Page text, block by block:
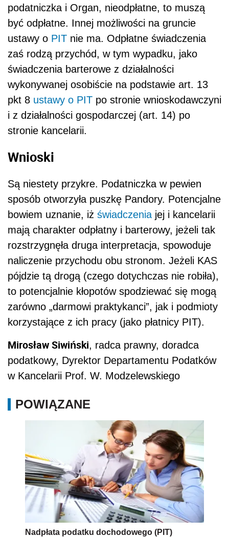
podatniczka i Organ, nieodpłatne, to muszą
być odpłatne. Innej możliwości na gruncie
ustawy o PIT nie ma. Odpłatne świadczenia
zaś rodzą przychód, w tym wypadku, jako
świadczenia barterowe z działalności
wykonywanej osobiście na podstawie art. 13
pkt 8 ustawy o PIT po stronie wnioskodawczyni
i z działalności gospodarczej (art. 14) po
stronie kancelarii.
Wnioski
Są niestety przykre. Podatniczka w pewien
sposób otworzyła puszkę Pandory. Potencjalne
bowiem uznanie, iż świadczenia jej i kancelarii
mają charakter odpłatny i barterowy, jeżeli tak
rozstrzygnęła druga interpretacja, spowoduje
naliczenie przychodu obu stronom. Jeżeli KAS
pójdzie tą drogą (czego dotychczas nie robiła),
to potencjalnie kłopotów spodziewać się mogą
zarówno „darmowi praktykanci”, jak i podmioty
korzystające z ich pracy (jako płatnicy PIT).
Mirosław Siwiński, radca prawny, doradca
podatkowy, Dyrektor Departamentu Podatków
w Kancelarii Prof. W. Modzelewskiego
POWIĄZANE
Nadpłata podatku dochodowego (PIT)